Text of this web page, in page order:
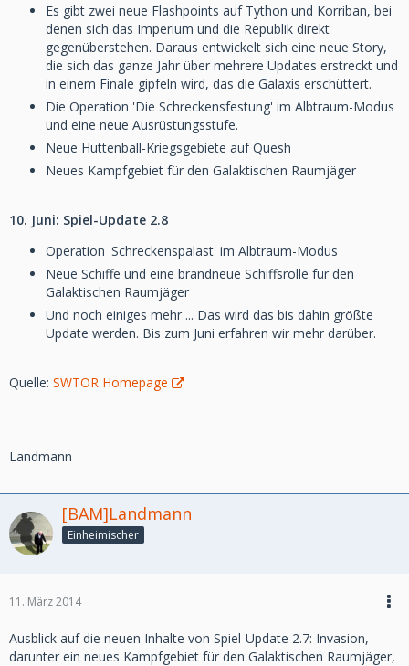
Es gibt zwei neue Flashpoints auf Tython und Korriban, bei
denen sich das Imperium und die Republik direkt
gegenüberstehen. Daraus entwickelt sich eine neue Story,
die sich das ganze Jahr über mehrere Updates erstreckt und
in einem Finale gipfeln wird, das die Galaxis erschüttert.
Die Operation 'Die Schreckensfestung' im Albtraum-Modus
und eine neue Ausrüstungsstufe.
Neue Huttenball-Kriegsgebiete auf Quesh
Neues Kampfgebiet für den Galaktischen Raumjäger
10. Juni: Spiel-Update 2.8
Operation 'Schreckenspalast' im Albtraum-Modus
Neue Schiffe und eine brandneue Schiffsrolle für den
Galaktischen Raumjäger
Und noch einiges mehr ... Das wird das bis dahin größte
Update werden. Bis zum Juni erfahren wir mehr darüber.
Quelle: SWTOR Homepage
Landmann
[BAM]Landmann
Einheimischer
11. März 2014
Ausblick auf die neuen Inhalte von Spiel-Update 2.7: Invasion,
darunter ein neues Kampfgebiet für den Galaktischen Raumjäger,